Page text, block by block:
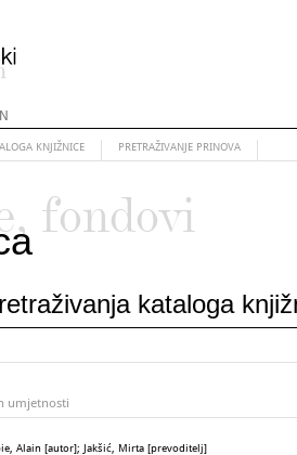
KNJIŽNICE PRETRAŽIVANJE PRINOVA
fondovi
kataloga
umjetnosti
Alain [autor]; Jakšić, Mirta [prevoditelj]